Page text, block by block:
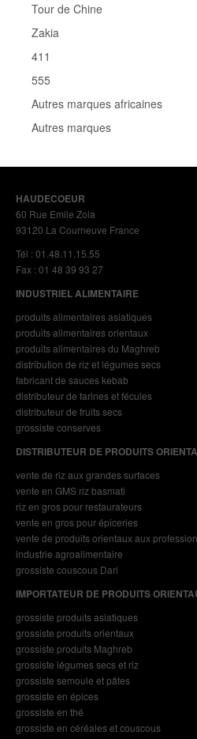
Tour de Chine
Zakia
411
555
Autres marques africaines
Autres marques
HAUDECOEUR
60 Rue Emile Zola
93120 La Courneuve France
Tél : 01.48.11.15.55
Fax : 01 48 39 93 27
INDUSTRIEL ALIMENTAIRE
produits alimentaires asiatiques
produits alimentaires orientaux
produits alimentaires du Maghreb
distribution de riz et légumes secs
fabricant de sauces kebab
distributeur de farines et fécules
distributeur de fruits secs
grossiste conserves
DISTRIBUTEUR DE PRODUITS
vente de riz aux grandes surfaces
vente en GMS riz basmati
riz en gros pour restaurateurs
vente en gros pour épiceries
vente de produits orientaux aux
industrie agroalimentaire
grossiste couscous Dari
IMPORTATEUR DE PRODUITS
grossiste produits asiatiques
grossiste produits orientaux
grossiste produits Maghreb
grossiste légumes secs et riz
grossiste semoule et pâtes
grossiste en épices
grossiste en thé
grossiste en céréales et couscous